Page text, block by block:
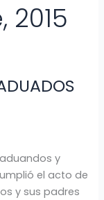
2015
y
el acto de
y sus padres